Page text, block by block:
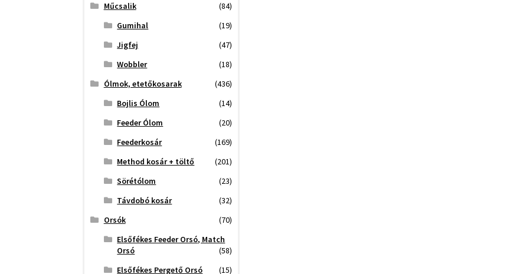
Műcsalik
(84)
Gumihal
(19)
Jigfej
(47)
Wobbler
(18)
Ólmok, etetőkosarak
(436)
Bojlis Ólom
(14)
Feeder Ólom
(20)
Feederkosár
(169)
Method kosár + töltő
(201)
Sörétólom
(23)
Távdobó kosár
(32)
Orsók
(70)
Elsőfékes Feeder Orsó, Match
Orsó
(58)
Elsőfékes Pergető Orsó
(15)